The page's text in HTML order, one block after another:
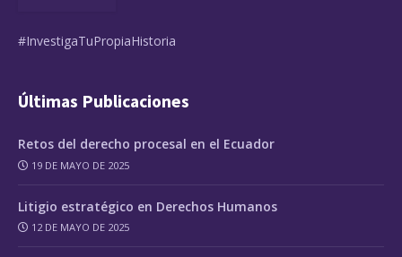
#InvestigaTuPropiaHistoria
Últimas Publicaciones
Retos del derecho procesal en el Ecuador
19 DE MAYO DE 2025
Litigio estratégico en Derechos Humanos
12 DE MAYO DE 2025